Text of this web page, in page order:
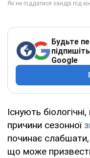
Будьте
Google
Існують
причини сезонної
починає
що може